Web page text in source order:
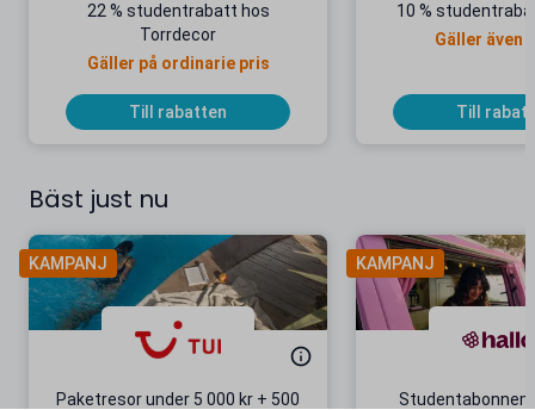
22 % studentrabatt hos
Torrdecor
Gäller på ordinarie pris
Till rabatten
10 %
Gäller även
Till
Bäst just nu
KAMPANJ
Paketresor under 5 000 kr + 500
KAMPANJ